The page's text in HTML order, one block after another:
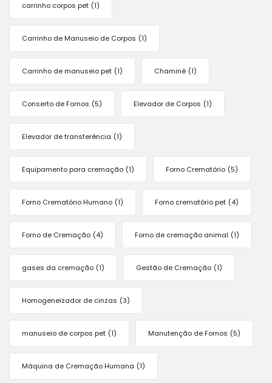
carrinho corpos pet (1)
Carrinho de Manuseio de Corpos (1)
Carrinho de manuseio pet (1) Chaminé (1)
Conserto de Fornos (5) Elevador de Corpos (1)
Elevador de transferência (1)
Equipamento para cremação (1) Forno Crematório (5)
Forno Crematório Humano (1) Forno crematório pet (4)
Forno de Cremação (4) Forno de cremação animal (1)
gases da cremação (1) Gestão de Cremação (1)
Homogeneizador de cinzas (3)
manuseio de corpos pet (1) Manutenção de Fornos (5)
Máquina de Cremação Humana (1)